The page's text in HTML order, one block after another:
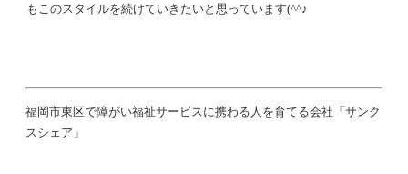
もこのスタイルを続けていきたいと思っています(^^♪
福岡市東区で障がい福祉サービスに携わる人を育てる会社「サンク
スシェア」